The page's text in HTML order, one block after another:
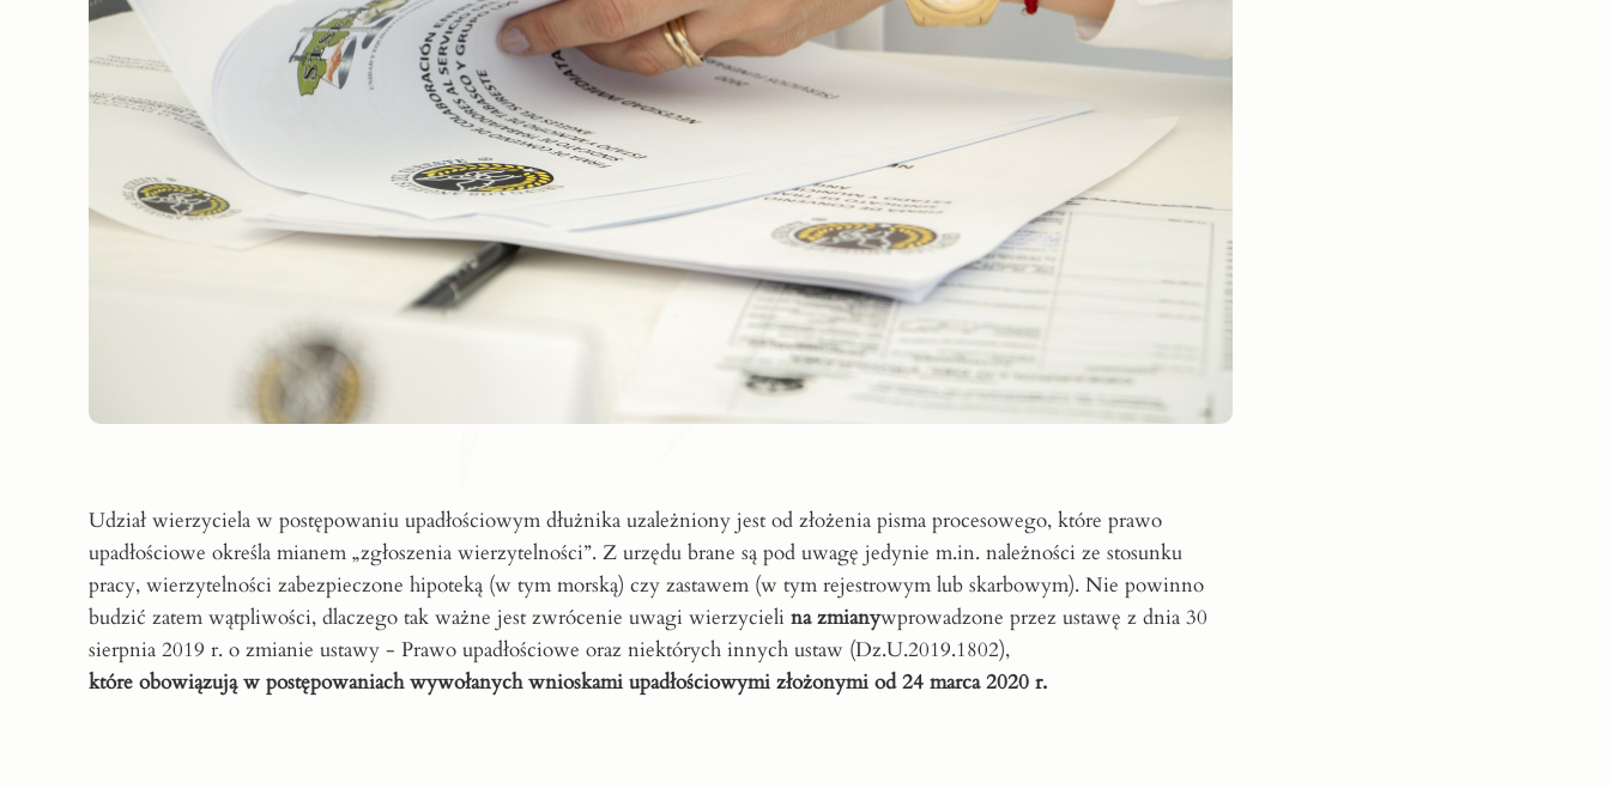
Udział wierzyciela w postępowaniu upadłościowym dłużnika uzależniony jest od złożenia pisma procesowego, które prawo
upadłościowe określa mianem „zgłoszenia wierzytelności”. Z urzędu brane są pod uwagę jedynie m.in. należności ze stosunku
pracy, wierzytelności zabezpieczone hipoteką (w tym morską) czy zastawem (w tym rejestrowym lub skarbowym). Nie powinno
budzić zatem wątpliwości, dlaczego tak ważne jest zwrócenie uwagi wierzycieli na zmianywprowadzone przez ustawę z dnia 30
sierpnia 2019 r. o zmianie ustawy - Prawo upadłościowe oraz niektórych innych ustaw (Dz.U.2019.1802),
które obowiązują w postępowaniach wywołanych wnioskami upadłościowymi złożonymi od 24 marca 2020 r.